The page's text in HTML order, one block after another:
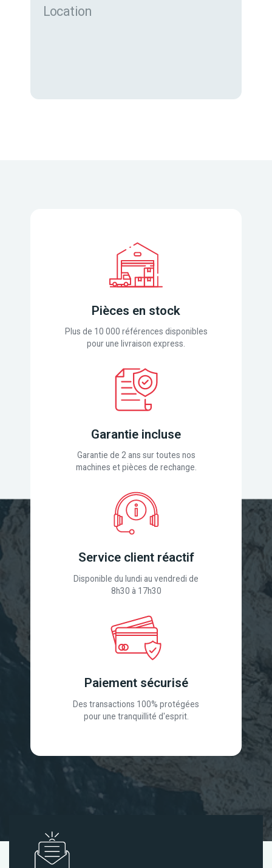
Location
Pièces en stock
Plus de 10 000 références disponibles
pour une livraison express.
Garantie incluse
Garantie de 2 ans sur toutes nos
machines et pièces de rechange.
Service client réactif
Disponible du lundi au vendredi de
8h30 à 17h30
Paiement sécurisé
Des transactions 100% protégées
pour une tranquillité d'esprit.